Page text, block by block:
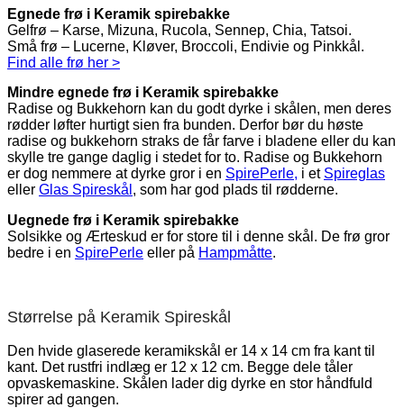
Egnede frø i Keramik spirebakke
Gelfrø – Karse, Mizuna, Rucola, Sennep, Chia, Tatsoi.
Små frø – Lucerne, Kløver, Broccoli, Endivie og Pinkkål.
Find alle frø her >
Mindre egnede frø i Keramik spirebakke
Radise og Bukkehorn kan du godt dyrke i skålen, men deres
rødder løfter hurtigt sien fra bunden. Derfor bør du høste
radise og bukkehorn straks de får farve i bladene eller du kan
skylle tre gange daglig i stedet for to. Radise og Bukkehorn
er dog nemmere at dyrke gror i en SpirePerle, i et Spireglas
eller Glas Spireskål , som har god plads til rødderne.
Uegnede frø i Keramik spirebakke
Solsikke og Ærteskud er for store til i denne skål. De frø gror
bedre i en SpirePerle eller på Hampmåtte.
Størrelse på Keramik Spireskål
Den hvide glaserede keramikskål er 14 x 14 cm fra kant til
kant. Det rustfri indlæg er 12 x 12 cm. Begge dele tåler
opvaskemaskine. Skålen lader dig dyrke en stor håndfuld
spirer ad gangen.